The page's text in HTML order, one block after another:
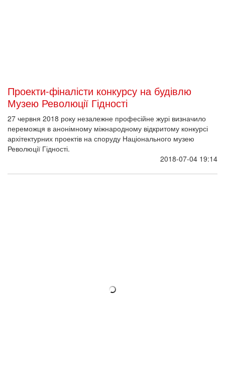
Відкривається виставка архітектурних
проектів Музею Майдану